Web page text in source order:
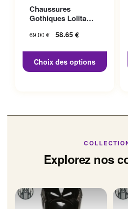
Chaussures
Gothiques Lolita
69.00€
Le prix initial
58.65 €
58.65 €.
Choix des options
variations. Les options
peuvent être choisies sur la
page du produit
Explorez nos